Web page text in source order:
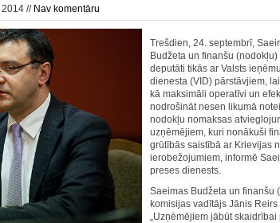
2014 // Nav komentāru
Trešdien, 24. septembrī,
Budžeta un finanšu
deputāti tikās ar Valsts
dienesta (VID) pārstāvjiem,
kā maksimāli operatīvi un
nodrošināt nesen likumā
nodokļu nomaksas
uzņēmējiem, kuri nonākuši
grūtībās saistībā ar Krievijas
ierobežojumiem, informē
preses dienests.
Saeimas Budžeta un finanšu
komisijas vadītājs Jānis Reirs
„Uzņēmējiem jābūt skaidrībai